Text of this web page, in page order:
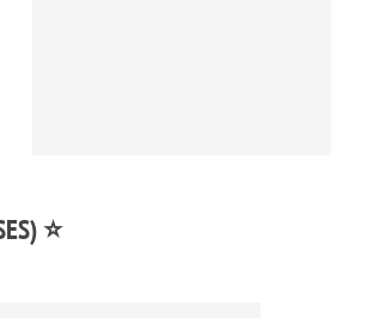
⭐